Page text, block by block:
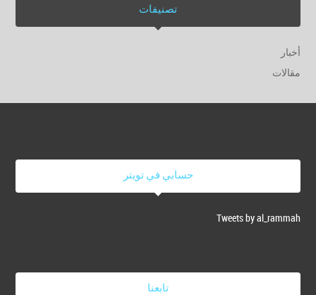
تصنيفات
أخبار
مقالات
حسابي في تويتر
Tweets by al_rammah
تابعنا